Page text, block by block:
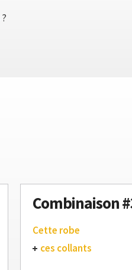
?
Combinaison
Cette robe
ces collants